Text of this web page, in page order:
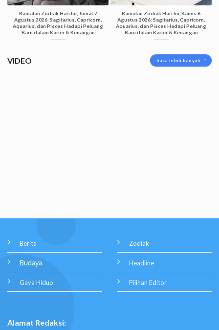
Ramalan Zodiak Hari Ini, Jumat 7
Agustus 2026: Sagitarius, Capricorn,
Aquarius, dan Pisces Hadapi Peluang
Baru dalam Karier & Keuangan
Ramalan Zodiak Hari Ini, Kamis 6
Agustus 2026: Sagitarius, Capricorn,
Aquarius, dan Pisces Hadapi Peluang
Baru dalam Karier & Keuangan
VIDEO baca lebih banyak
Berita
Budaya
Gaya Hidup
Zodiak
Headline
Pilihan Editor
Alamat Redaksi: